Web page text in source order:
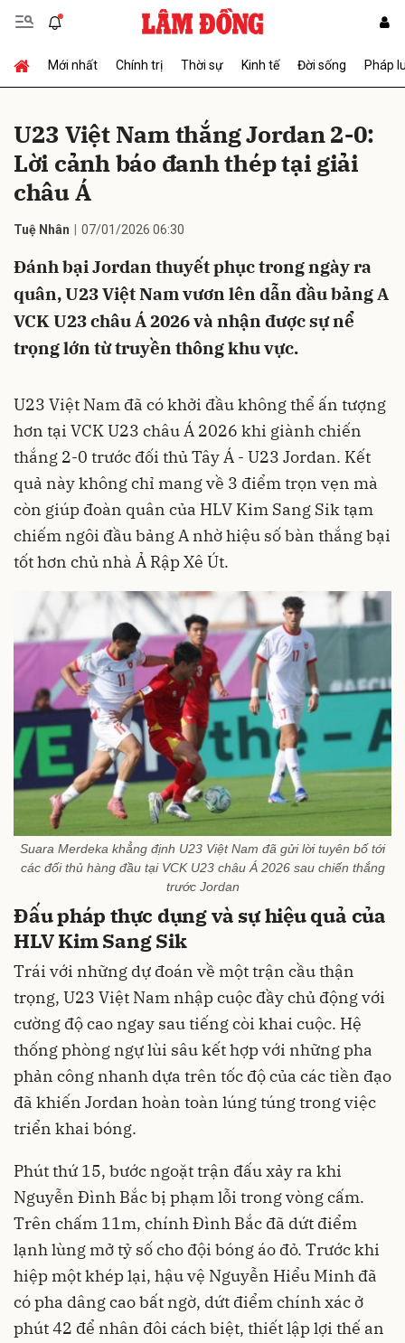
Mới nhất Chính trị Thời sự Kinh tế Đời sống Pháp
U23 Việt Nam thắng Jordan 2-0:
Lời cảnh báo đanh thép tại giải
châu Á
Tuệ Nhân 07/01/2026 06:30
Đánh bại Jordan thuyết phục trong ngày ra
quân, U23 Việt Nam vươn lên dẫn đầu bảng A
VCK U23 châu Á 2026 và nhận được sự nể
trọng lớn từ truyền thông khu vực.
U23 Việt Nam đã có khởi đầu không thể ấn tượng
hơn tại VCK U23 châu Á 2026 khi giành chiến
thắng 2-0 trước đối thủ Tây Á - U23 Jordan. Kết
quả này không chỉ mang về 3 điểm trọn vẹn mà
còn giúp đoàn quân của HLV Kim Sang Sik tạm
chiếm ngôi đầu bảng A nhờ hiệu số bàn thắng bại
tốt hơn chủ nhà Ả Rập Xê Út.
Suara Merdeka khẳng định U23 Việt Nam đã gửi lời tuyên bố tới
các đối thủ hàng đầu tại VCK U23 châu Á 2026 sau chiến thắng
trước Jordan
Đấu pháp thực dụng và sự hiệu quả của
HLV Kim Sang Sik
Trái với những dự đoán về một trận cầu thận
trọng, U23 Việt Nam nhập cuộc đầy chủ động với
cường độ cao ngay sau tiếng còi khai cuộc. Hệ
thống phòng ngự lùi sâu kết hợp với những pha
phản công nhanh dựa trên tốc độ của các tiền đạo
đã khiến Jordan hoàn toàn lúng túng trong việc
triển khai bóng.
Phút thứ 15, bước ngoặt trận đấu xảy ra khi
Nguyễn Đình Bắc bị phạm lỗi trong vòng cấm.
Trên chấm 11m, chính Đình Bắc đã dứt điểm
lạnh lùng mở tỷ số cho đội bóng áo đỏ. Trước khi
hiệp một khép lại, hậu vệ Nguyễn Hiểu Minh đã
có pha dâng cao bất ngờ, dứt điểm chính xác ở
phút 42 để nhân đôi cách biệt, thiết lập lợi thế an
Gửi bình luận
Hủy Gửi